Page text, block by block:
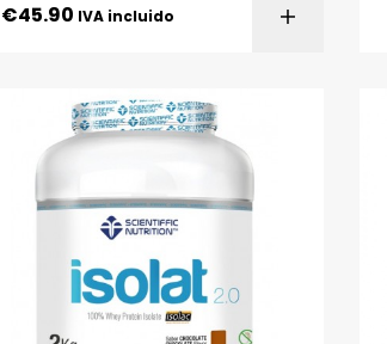
€45.90 IVA incluido